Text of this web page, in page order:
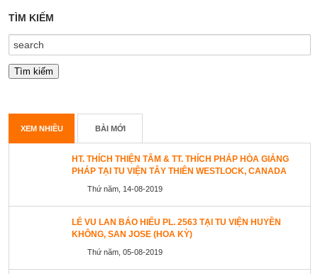
TÌM KIẾM
XEM NHIỀU BÀI MỚI
HT. THÍCH THIỆN TÂM & TT. THÍCH PHÁP HÒA GIẢNG
PHÁP TẠI TU VIỆN TÂY THIÊN WESTLOCK, CANADA
Thứ năm, 14-08-2019
LỄ VU LAN BÁO HIẾU PL. 2563 TẠI TU VIỆN HUYỀN
KHÔNG, SAN JOSE (HOA KỲ)
Thứ năm, 05-08-2019